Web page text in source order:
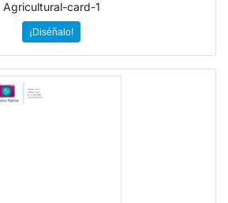
Agricultural-card-1
¡Diséñalo!